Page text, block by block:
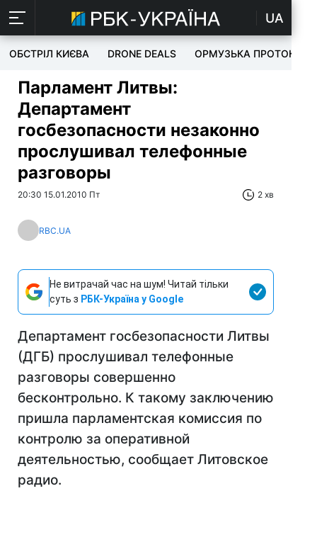
UA
ОБСТРІЛ КИЄВА DRONE DEALS ОРМУЗЬКА ПРОТОКА
Парламент Литвы:
Департамент
госбезопасности незаконно
прослушивал телефонные
разговоры
20:30 15.01.2010 Пт 2 хв
RBC.UA
Не витрачай час на шум! Читай тільки
суть з РБК-Україна у Google
Департамент госбезопасности Литвы
(ДГБ) прослушивал телефонные
разговоры совершенно
бесконтрольно. К такому заключению
пришла парламентская комиссия по
контролю за оперативной
деятельностью, сообщает Литовское
радио.